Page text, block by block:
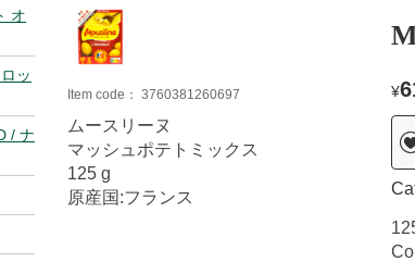
オ
ッ
/ ナ
¥
Item code： 3760381260697
ムースリーヌ
マッシュポテトミックス
125 g
原産国:フランス